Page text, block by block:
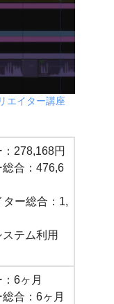
エイター講座
：278,168円
総合：476,6
ター総合：1,
テム利用
6ヶ月
合：6ヶ月